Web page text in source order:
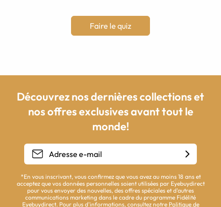
Faire le quiz
Découvrez nos dernières collections et
nos offres exclusives avant tout le
monde!
*En vous inscrivant, vous confirmez que vous avez au moins 18 ans et
acceptez que vos données personnelles soient utilisées par Eyebuydirect
pour vous envoyer des nouvelles, des offres spéciales et d'autres
communications marketing dans le cadre du programme Fidélité
Eyebuydirect. Pour plus d'informations, consultez notre Politique de